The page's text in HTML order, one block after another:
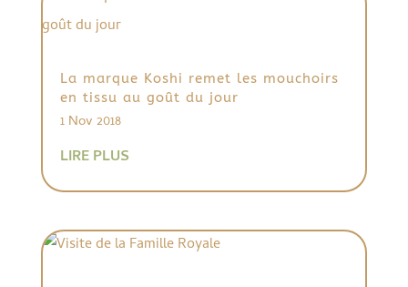
La marque Koshi remet les mouchoirs
en tissu au goût du jour
1 Nov 2018
LIRE PLUS